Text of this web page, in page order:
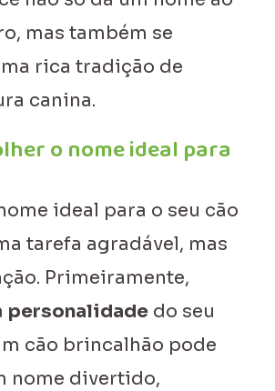
mas também se
rica tradição de
canina.
o nome ideal para
ideal para o seu cão
tarefa agradável, mas
Primeiramente,
personalidade do seu
cão brincalhão pode
nome divertido,